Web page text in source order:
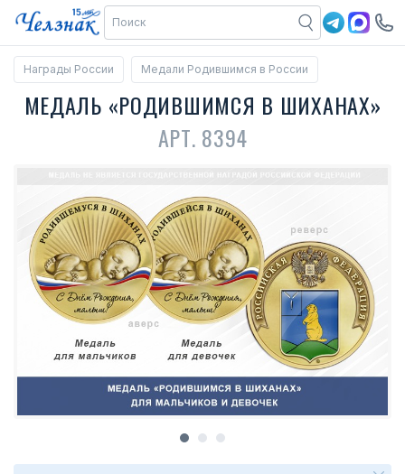
Награды России Медали Родившимся в России
МЕДАЛЬ «РОДИВШИМСЯ В ШИХАНАХ»
АРТ. 8394